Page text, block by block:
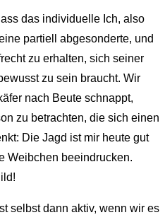
das individuelle Ich, also
partiell abgesonderte, und
zu erhalten, sich seiner
zu sein braucht. Wir
nach Beute schnappt,
zu betrachten, die sich einen
Die Jagd ist mir heute gut
Weibchen beeindrucken.
selbst dann aktiv, wenn wir es